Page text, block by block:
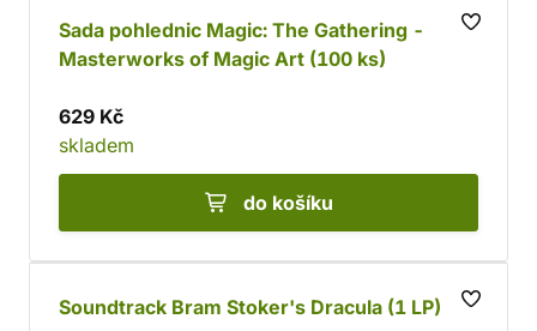
Sada pohlednic Magic: The Gathering -
Masterworks of Magic Art (100 ks)
629 Kč
skladem
do košíku
Soundtrack Bram Stoker's Dracula (1 LP)